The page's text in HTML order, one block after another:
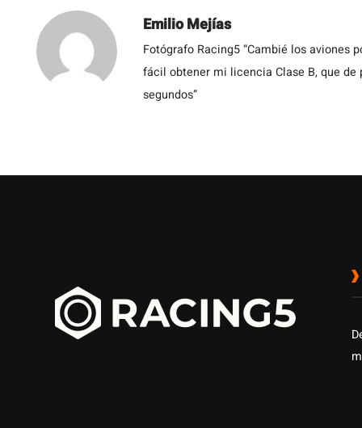
Emilio Mejías
Fotógrafo Racing5 “Cambié los aviones
fácil obtener mi licencia Clase B, que
segundos”